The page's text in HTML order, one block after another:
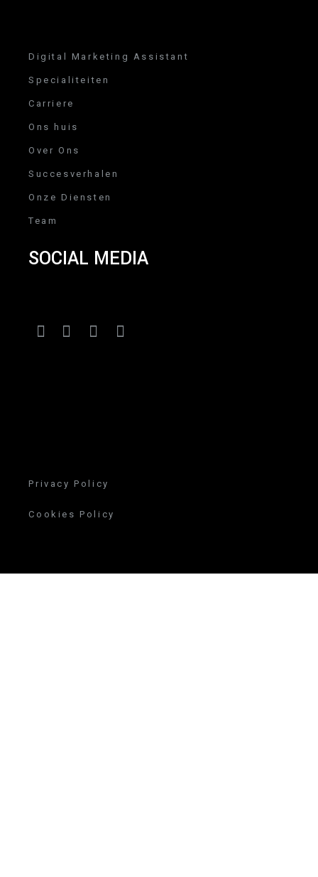
Digital Marketing Assistant
Specialiteiten
Carriere
Ons huis
Over Ons
Succesverhalen
Onze Diensten
Team
SOCIAL MEDIA
Privacy Policy
Cookies Policy